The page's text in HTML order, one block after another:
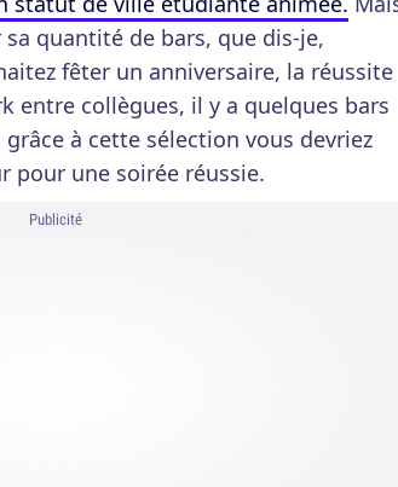
quantité de bars, que dis-je,
fêter un anniversaire, la réussite
entre collègues, il y a quelques bars
à cette sélection vous devriez
pour une soirée réussie.
Publicité